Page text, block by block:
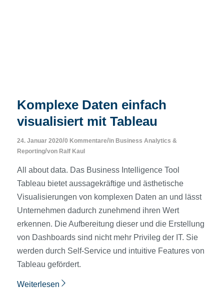
Komplexe Daten einfach
visualisiert mit Tableau
24. Januar 2020/0 Kommentare/in Business Analytics &
Reporting/von Ralf Kaul
All about data. Das Business Intelligence Tool
Tableau bietet aussagekräftige und ästhetische
Visualisierungen von komplexen Daten an und lässt
Unternehmen dadurch zunehmend ihren Wert
erkennen. Die Aufbereitung dieser und die Erstellung
von Dashboards sind nicht mehr Privileg der IT. Sie
werden durch Self-Service und intuitive Features von
Tableau gefördert.
Weiterlesen